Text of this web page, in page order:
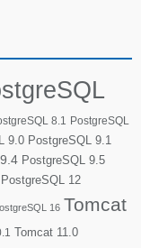
8.1
PostgreSQL
9.0 PostgreSQL 9.1
PostgreSQL 9.5
PostgreSQL 12
16 Tomcat
Tomcat 11.0